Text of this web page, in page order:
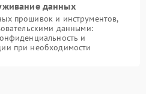
данных
прошивок и инструментов,
данными:
и
при необходимости